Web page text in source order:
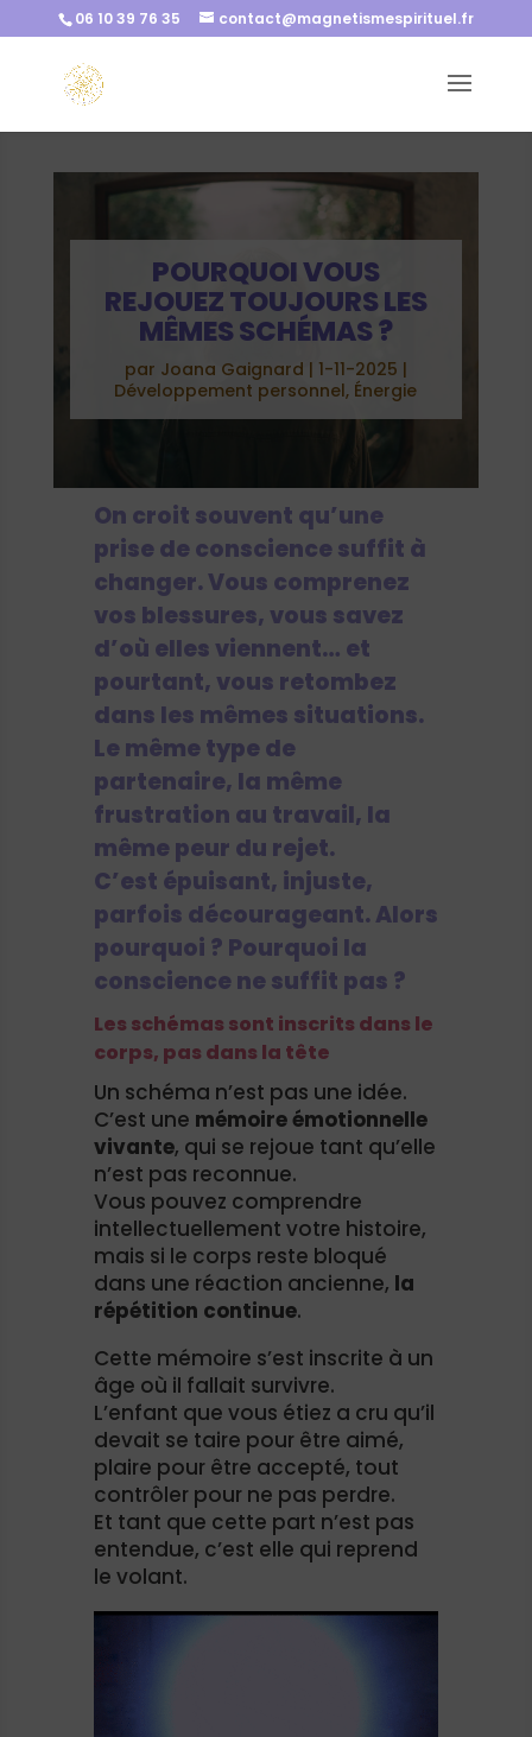
06 10 39 76 35 contact@magnetismespirituel.fr
POURQUOI VOUS
REJOUEZ TOUJOURS LES
MÊMES SCHÉMAS ?
par Joana Gaignard | 1-11-2025 |
Développement personnel, Énergie
On croit souvent qu’une
prise de conscience suffit à
changer. Vous comprenez
vos blessures, vous savez
d’où elles viennent… et
pourtant, vous retombez
dans les mêmes situations.
Le même type de
partenaire, la même
frustration au travail, la
même peur du rejet.
C’est épuisant, injuste,
parfois décourageant. Alors
pourquoi ? Pourquoi la
conscience ne suffit pas ?
Les schémas sont inscrits dans le
corps, pas dans la tête
Un schéma n’est pas une idée.
C’est une mémoire émotionnelle
vivante, qui se rejoue tant qu’elle
n’est pas reconnue.
Vous pouvez comprendre
intellectuellement votre histoire,
mais si le corps reste bloqué
dans une réaction ancienne, la
répétition continue.
Cette mémoire s’est inscrite à un
âge où il fallait survivre.
L’enfant que vous étiez a cru qu’il
devait se taire pour être aimé,
plaire pour être accepté, tout
contrôler pour ne pas perdre.
Et tant que cette part n’est pas
entendue, c’est elle qui reprend
le volant.